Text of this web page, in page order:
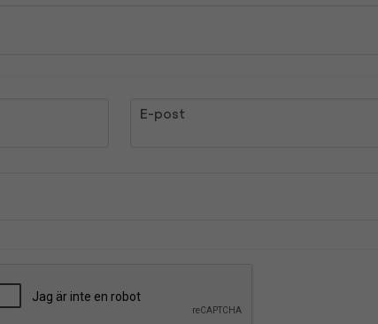
email
E-post